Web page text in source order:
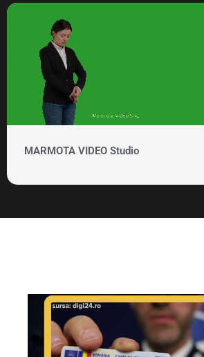
MARMOTA VIDEO Studio